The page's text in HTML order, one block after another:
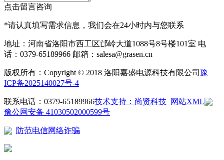
点击留言咨询
*请认真填写需求信息，我们会在24小时内与您联系
地址：河南省洛阳市西工区邙岭大道1088号8号楼101室 电
话：0379-65189966 邮箱：salesa@grasen.cn
版权所有：Copyright © 2018 洛阳嘉盛电源科技有限公司 豫
ICP备2025140027号-4
联系电话：0379-65189966技术支持：尚贤科技 网站XML
豫公网安备 41030502000599号
防范电信网络诈骗